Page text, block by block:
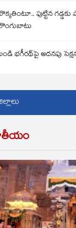
పుట్టిన
భగీరథ్‌పై అదనపు